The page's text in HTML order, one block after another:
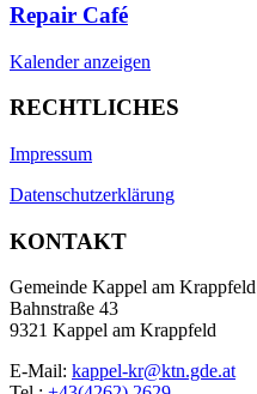
Repair Café
Kalender anzeigen
RECHTLICHES
Impressum
Datenschutzerklärung
KONTAKT
Gemeinde Kappel am Krappfeld
Bahnstraße 43
9321 Kappel am Krappfeld
E-Mail: kappel-kr@ktn.gde.at